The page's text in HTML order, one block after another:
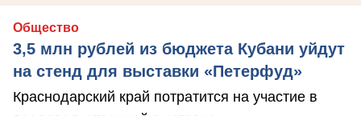
Общество
3,5 млн рублей из бюджета Кубани уйдут
на стенд для выставки «Петерфуд»
Краснодарский край потратится на участие в